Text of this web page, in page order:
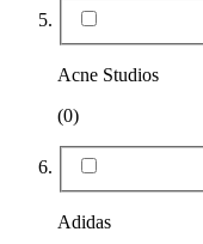
Acne Studios
(0)
Adidas